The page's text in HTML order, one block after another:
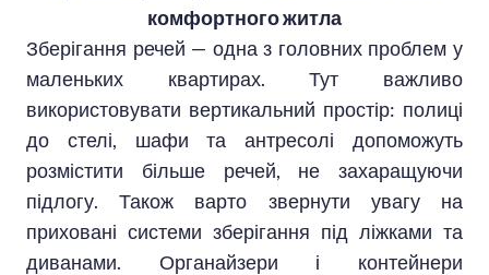
комфортного житла
Зберігання речей — одна з головних проблем у
маленьких квартирах. Тут важливо
використовувати вертикальний простір: полиці
до стелі, шафи та антресолі допоможуть
розмістити більше речей, не захаращуючи
підлогу. Також варто звернути увагу на
приховані системи зберігання під ліжками та
диванами. Органайзери і контейнери